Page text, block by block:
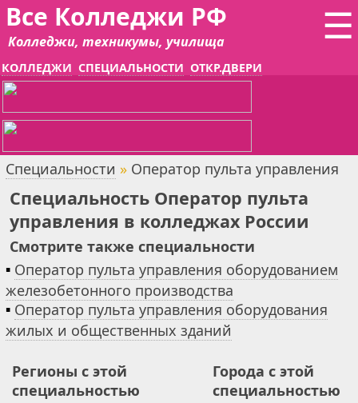
☰
Все Колледжи РФ
Колледжи, техникумы, училища
КОЛЛЕДЖИ СПЕЦИАЛЬНОСТИ ОТКР.ДВЕРИ
Специальности » Оператор пульта управления
Специальность Оператор пульта
управления в колледжах России
Смотрите также специальности
▪ Оператор пульта управления оборудованием
железобетонного производства
▪ Оператор пульта управления оборудования
жилых и общественных зданий
Регионы с этой
специальностью
Города с этой
специальностью